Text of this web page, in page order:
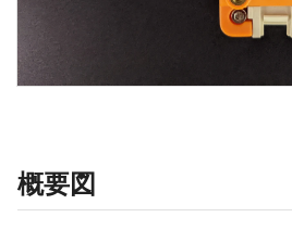
概要図